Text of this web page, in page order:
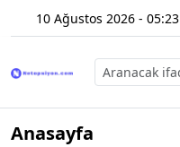
10 Ağustos 2026 - 05:23
Anasayfa